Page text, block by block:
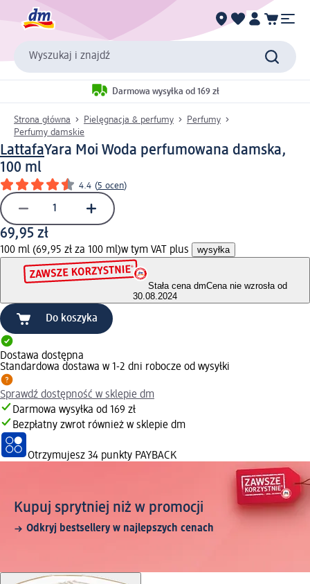
Wyszukaj i znajdź
Darmowa wysyłka od 169 zł
Strona główna Pielęgnacja & perfumy
Perfumy
Perfumy damskie
LattafaYara Moi Woda perfumowana damska,
100 ml
4.4 (5 ocen)
69,95 zł
100 ml (69,95 zł za 100 ml)w tym VAT plus wysyłka
Stała cena dmCena nie wzrosła od
30.08.2024
Do koszyka
Dostawa dostępna
Standardowa dostawa w 1-2 dni robocze od wysyłki
Sprawdź dostępność w sklepie dm
Darmowa wysyłka od 169 zł
Bezpłatny zwrot również w sklepie dm
Otrzymujesz 34 punkty PAYBACK
Kupuj sprytniej niż w promocji
Odkryj bestsellery w najlepszych cenach